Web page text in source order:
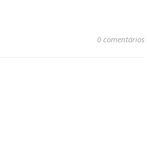
0 comentários